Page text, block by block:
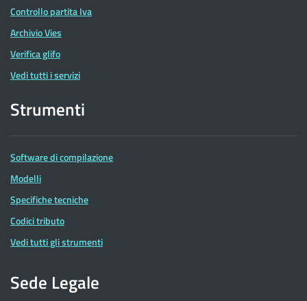
Controllo partita Iva
Archivio Vies
Verifica glifo
Vedi tutti i servizi
Strumenti
Software di compilazione
Modelli
Specifiche tecniche
Codici tributo
Vedi tutti gli strumenti
Sede Legale